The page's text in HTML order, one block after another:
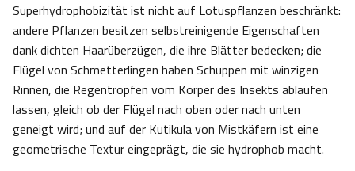
Superhydrophobizität ist nicht auf Lotuspflanzen beschränkt:
andere Pflanzen besitzen selbstreinigende Eigenschaften
dank dichten Haarüberzügen, die ihre Blätter bedecken; die
Flügel von Schmetterlingen haben Schuppen mit winzigen
Rinnen, die Regentropfen vom Körper des Insekts ablaufen
lassen, gleich ob der Flügel nach oben oder nach unten
geneigt wird; und auf der Kutikula von Mistkäfern ist eine
geometrische Textur eingeprägt, die sie hydrophob macht.